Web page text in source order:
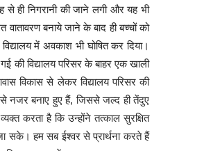
से ही निगरानी की जाने लगी और यह भी
वातावरण बनाये जाने के बाद ही बच्चों को
में अवकाश भी घोषित कर दिया।
की विद्यालय परिसर के बाहर एक खाली
विकास से लेकर विद्यालय परिसर की
से नजर बनाए हुए हैं, जिससे जल्द ही तेंदुए
करता है कि उन्होंने तत्काल सुरक्षित
सके। हम सब ईश्वर से प्रार्थना करते हैं